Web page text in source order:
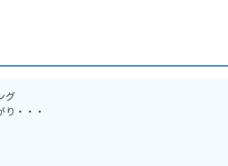
グ
・・・